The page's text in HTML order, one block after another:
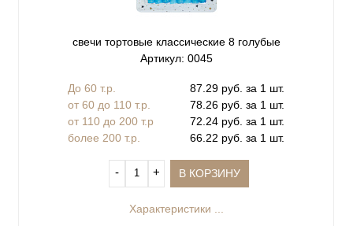
свечи тортовые классические 8 голубые
Артикул: 0045
До 60 т.р.
87.29 руб. за 1 шт.
от 60 до 110 т.р.
78.26 руб. за 1 шт.
от 110 до 200 т.р
72.24 руб. за 1 шт.
более 200 т.р.
66.22 руб. за 1 шт.
‐ + В КОРЗИНУ
Характеристики ...